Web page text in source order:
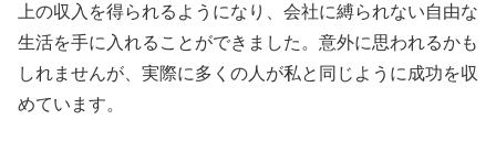
上の収入を得られるようになり、会社に縛られない自由な
生活を手に入れることができました。意外に思われるかも
しれませんが、実際に多くの人が私と同じように成功を収
めています。